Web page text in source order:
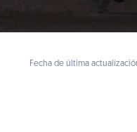
Fecha de última